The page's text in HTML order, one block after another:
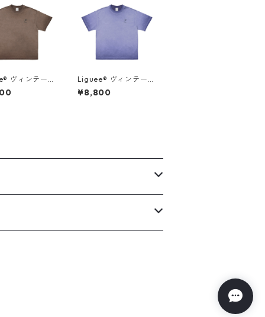
ヴィンテー
アンス Tシャ
ロゴ）ブラウ
Liguee®️ ヴィンテー
ジ・ニュアンス Tシャ
ツ（刺繍ロゴ）マリン
¥8,800